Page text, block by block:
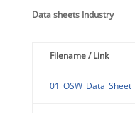
Data sheets Industry
Filename / Link